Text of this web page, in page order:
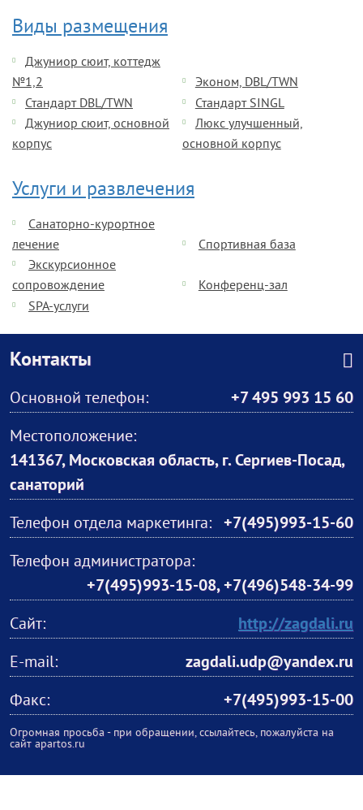
Виды размещения
Джуниор сюит, коттедж
№1,2
Эконом, DBL/TWN
Стандарт DBL/TWN
Стандарт SINGL
Джуниор сюит, основной
корпус
Люкс улучшенный,
основной корпус
Услуги и развлечения
Санаторно-курортное
лечение
Спортивная база
Экскурсионное
сопровождение
Конференц-зал
SPA-услуги
Контакты
Основной телефон:
+7 495 993 15 60
Местоположение:
141367, Московская область, г. Сергиев-Посад,
санаторий
Телефон отдела маркетинга: +7(495)993-15-60
Телефон администратора:
+7(495)993-15-08, +7(496)548-34-99
Сайт:
http://zagdali.ru
E-mail:
zagdali.udp@yandex.ru
Факс:
+7(495)993-15-00
Огромная просьба - при обращении, ссылайтесь, пожалуйста на
сайт apartos.ru